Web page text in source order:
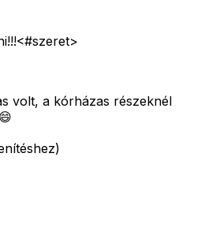
volt, a kórházas részeknél